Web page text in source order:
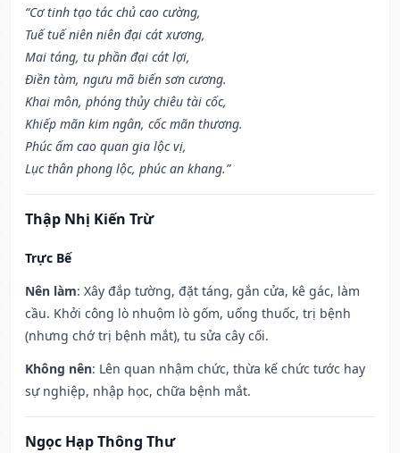
“Cơ tinh tạo tác chủ cao cường,
Tuế tuế niên niên đại cát xương,
Mai táng, tu phần đại cát lợi,
Điền tàm, ngưu mã biến sơn cương.
Khai môn, phóng thủy chiêu tài cốc,
Khiếp mãn kim ngân, cốc mãn thương.
Phúc ấm cao quan gia lộc vị,
Lục thân phong lộc, phúc an khang.”
Thập Nhị Kiến Trừ
Trực Bế
Nên làm: Xây đắp tường, đặt táng, gắn cửa, kê gác, làm
cầu. Khởi công lò nhuộm lò gốm, uống thuốc, trị bệnh
(nhưng chớ trị bệnh mắt), tu sửa cây cối.
Không nên: Lên quan nhậm chức, thừa kế chức tước hay
sự nghiệp, nhập học, chữa bệnh mắt.
Ngọc Hạp Thông Thư